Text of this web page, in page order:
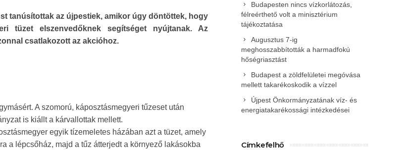
tanúsítottak az újpestiek, amikor úgy döntöttek, hogy
tüzet elszenvedőknek segítséget nyújtanak. Az
csatlakozott az akcióhoz.
A szomorú, káposztásmegyeri tűzeset után
is kiállt a kárvallottak mellett.
egyik tízemeletes házában azt a tüzet, amely
a lépcsőház, majd a tűz átterjedt a környező lakásokba
Budapesten nincs vízkorlátozás,
félreérthető volt a minisztérium
tájékoztatása
Augusztus 7-ig
meghosszabbították a harmadfokú
hőségriasztást
Budapest a zöldfelületei megóvása
mellett takarékoskodik a vízzel
Újpest Önkormányzatának víz- és
energiatakarékossági intézkedései
Címkefelhő